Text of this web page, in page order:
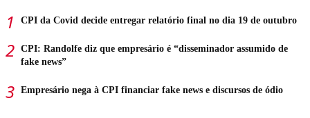
CPI da Covid decide entregar relatório final no dia 19 de outubro
CPI: Randolfe diz que empresário é “disseminador assumido de
fake news”
Empresário nega à CPI financiar fake news e discursos de ódio